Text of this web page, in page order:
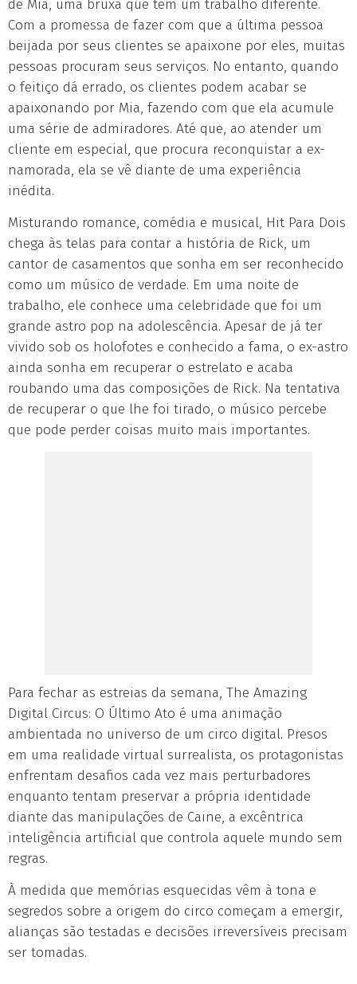
de Mia, uma bruxa que tem um trabalho diferente.
Com a promessa de fazer com que a última pessoa
beijada por seus clientes se apaixone por eles, muitas
pessoas procuram seus serviços. No entanto, quando
o feitiço dá errado, os clientes podem acabar se
apaixonando por Mia, fazendo com que ela acumule
uma série de admiradores. Até que, ao atender um
cliente em especial, que procura reconquistar a ex-
namorada, ela se vê diante de uma experiência
inédita.
Misturando romance, comédia e musical, Hit Para Dois
chega às telas para contar a história de Rick, um
cantor de casamentos que sonha em ser reconhecido
como um músico de verdade. Em uma noite de
trabalho, ele conhece uma celebridade que foi um
grande astro pop na adolescência. Apesar de já ter
vivido sob os holofotes e conhecido a fama, o ex-astro
ainda sonha em recuperar o estrelato e acaba
roubando uma das composições de Rick. Na tentativa
de recuperar o que lhe foi tirado, o músico percebe
que pode perder coisas muito mais importantes.
Para fechar as estreias da semana, The Amazing
Digital Circus: O Último Ato é uma animação
ambientada no universo de um circo digital. Presos
em uma realidade virtual surrealista, os protagonistas
enfrentam desafios cada vez mais perturbadores
enquanto tentam preservar a própria identidade
diante das manipulações de Caine, a excêntrica
inteligência artificial que controla aquele mundo sem
regras.
À medida que memórias esquecidas vêm à tona e
segredos sobre a origem do circo começam a emergir,
alianças são testadas e decisões irreversíveis precisam
ser tomadas.